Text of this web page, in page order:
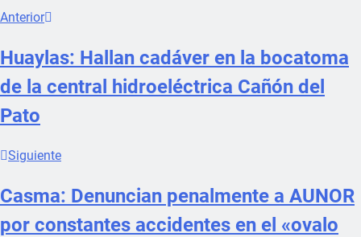
Anterior
Huaylas: Hallan cadáver en la bocatoma
de la central hidroeléctrica Cañón del
Pato
Siguiente
Casma: Denuncian penalmente a AUNOR
por constantes accidentes en el «ovalo